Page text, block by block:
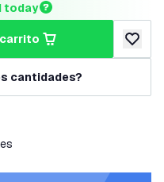
today
carrito
añadir
cantidades?